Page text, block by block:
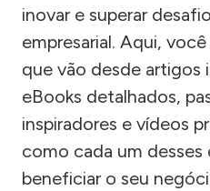
inovar e superar
empresarial. Aqui,
que vão desde artigos
eBooks detalhados,
inspiradores e vídeos
como cada um
beneficiar o seu